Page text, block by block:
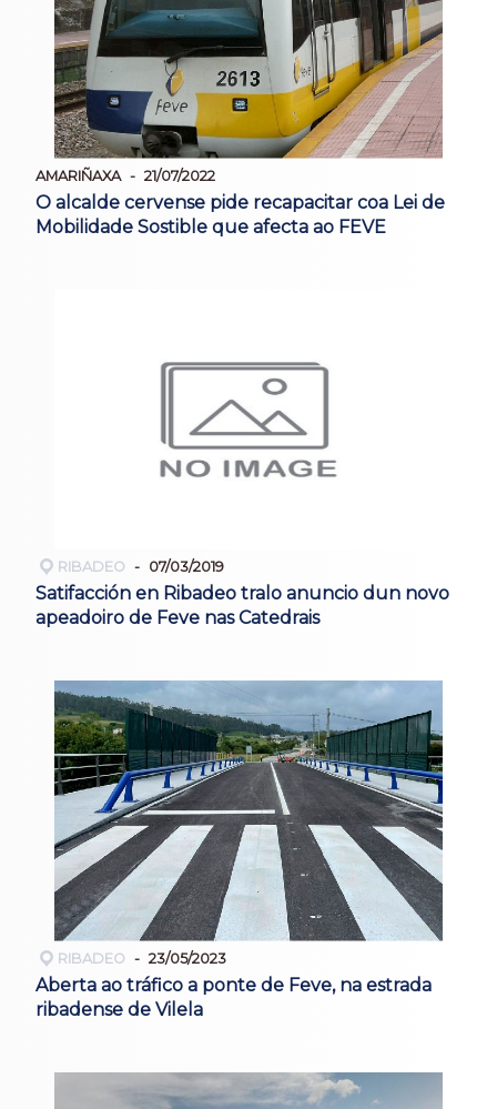
AMARIÑAXA 21/07/2022
O alcalde cervense pide recapacitar coa Lei de
Mobilidade Sostible que afecta ao FEVE
RIBADEO 07/03/2019
Satifacción en Ribadeo tralo anuncio dun novo
apeadoiro de Feve nas Catedrais
RIBADEO 23/05/2023
Aberta ao tráfico a ponte de Feve, na estrada
ribadense de Vilela